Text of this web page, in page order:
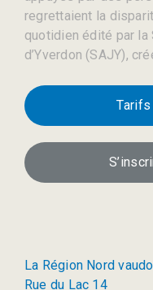
regrettaient la
quotidien édité par la
d’Yverdon (SAJY),
La Région Nord
Rue du Lac 14